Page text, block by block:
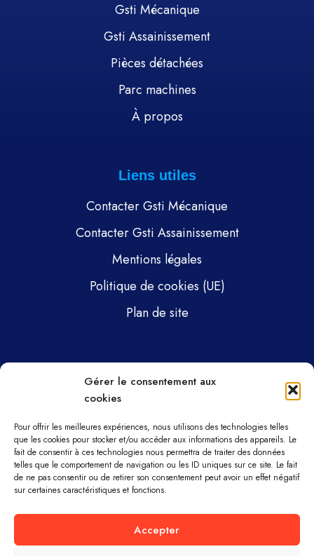
Gérer le consentement aux
cookies
Pour offrir les meilleures expériences, nous utilisons des technologies telles
que les cookies pour stocker et/ou accéder aux informations des appareils. Le
fait de consentir à ces technologies nous permettra de traiter des données
telles que le comportement de navigation ou les ID uniques sur ce site. Le fait
de ne pas consentir ou de retirer son consentement peut avoir un effet négatif
sur certaines caractéristiques et fonctions.
Accepter
Gsti Mécanique
Gsti Assainissement
Pièces détachées
Parc machines
À propos
Liens utiles
Contacter Gsti Mécanique
Contacter Gsti Assainissement
Mentions légales
Politique de cookies (UE)
Plan de site
Gsti Mécanique
Gsti Assainissement
Pièces détachées
Parc machines
À propos